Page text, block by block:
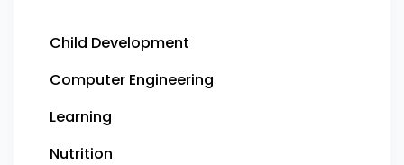
Child Development
Computer Engineering
Learning
Nutrition